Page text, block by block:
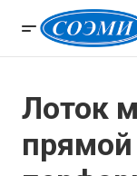
Лоток
прямой